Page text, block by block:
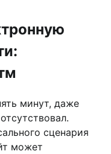
минут, даже
сценария
может